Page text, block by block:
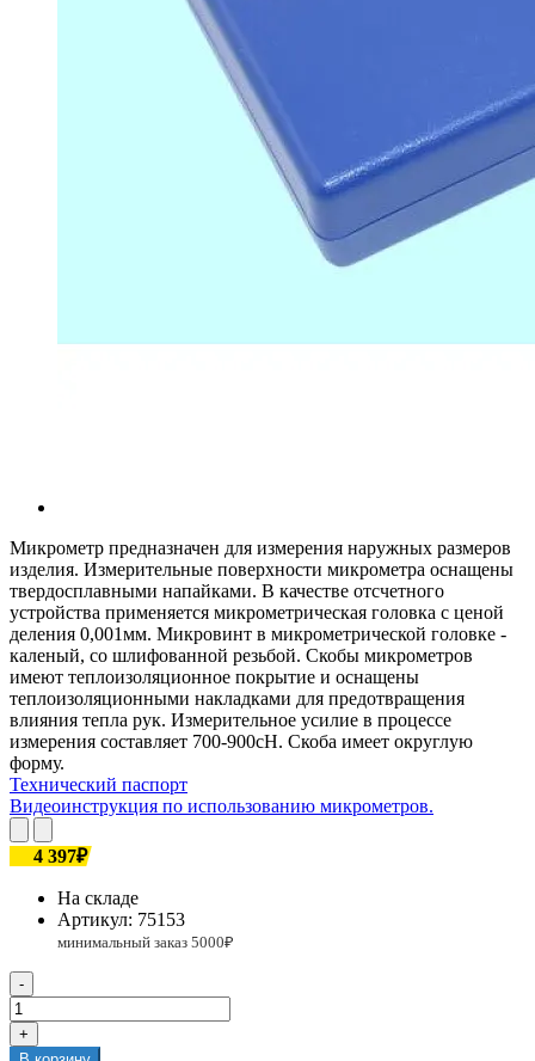
Микрометр предназначен для измерения наружных размеров
изделия. Измерительные поверхности микрометра оснащены
твердосплавными напайками. В качестве отсчетного
устройства применяется микрометрическая головка с ценой
деления 0,001мм. Микровинт в микрометрической головке -
каленый, со шлифованной резьбой. Скобы микрометров
имеют теплоизоляционное покрытие и оснащены
теплоизоляционными накладками для предотвращения
влияния тепла рук. Измерительное усилие в процессе
измерения составляет 700-900сН. Скоба имеет округлую
форму.
Технический паспорт
Видеоинструкция по использованию микрометров.
4 397₽
На складе
Артикул: 75153
-
+